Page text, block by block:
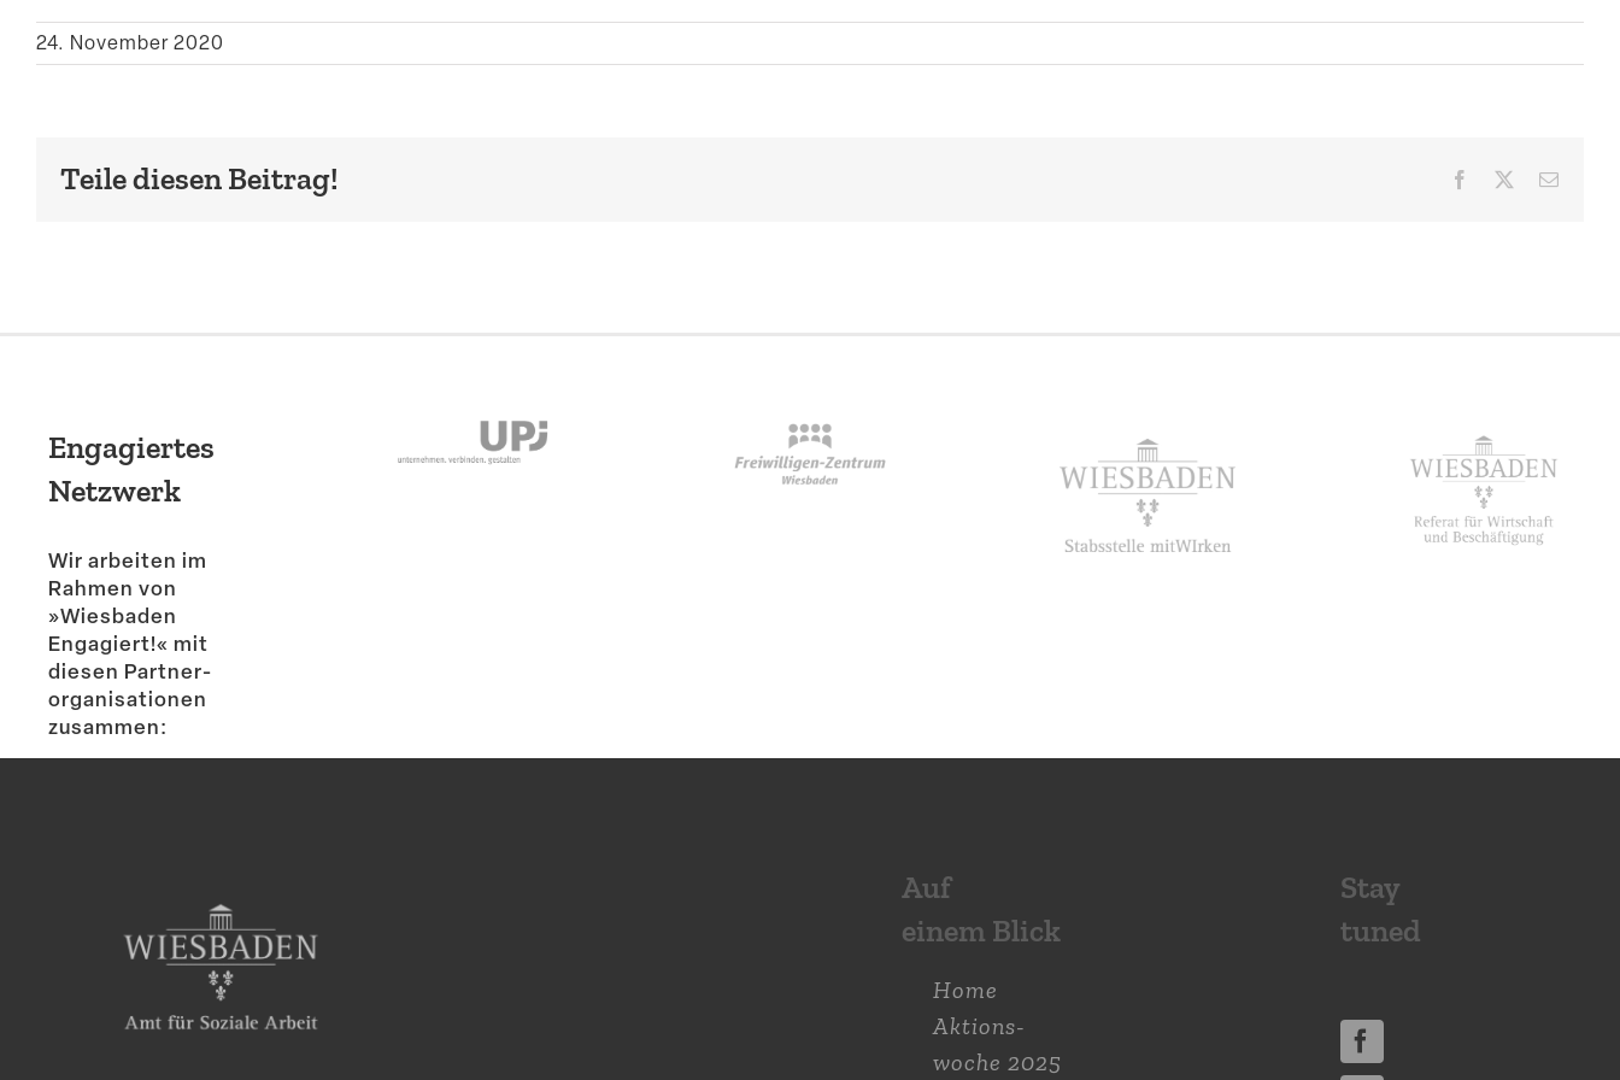
24. November 2020
Teile diesen Beitrag! Facebook
Engagiertes
Netzwerk
Wir arbeiten im
Rahmen von
»Wiesbaden
Engagiert!« mit
diesen Partner­
or­ga­ni­sa­tionen
zusammen:
Auf
einem Blick
Home
Aktions­
woche 2025
Stay
tuned